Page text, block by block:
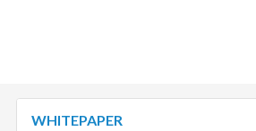
WHITEPAPER